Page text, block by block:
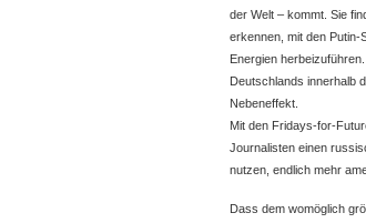
der Welt – kommt. Sie
erkennen, mit den Putin-
Energien
Deutschlands innerhalb
Nebeneffekt.
Mit den Fridays-for-
Journalisten einen
nutzen, endlich mehr
Dass dem womöglich